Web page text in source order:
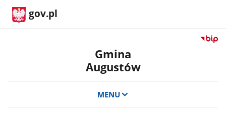
gov.pl
Przejdź
Gmina
Augustów
MENU